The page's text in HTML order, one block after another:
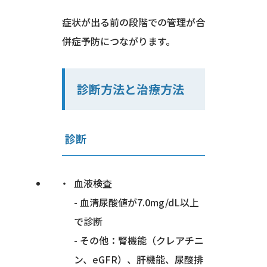
症状が出る前の段階での管理が合
併症予防につながります。
診断方法と治療方法
診断
血液検査
- 血清尿酸値が7.0mg/dL以上
で診断
- その他：腎機能（クレアチニ
ン、eGFR）、肝機能、尿酸排